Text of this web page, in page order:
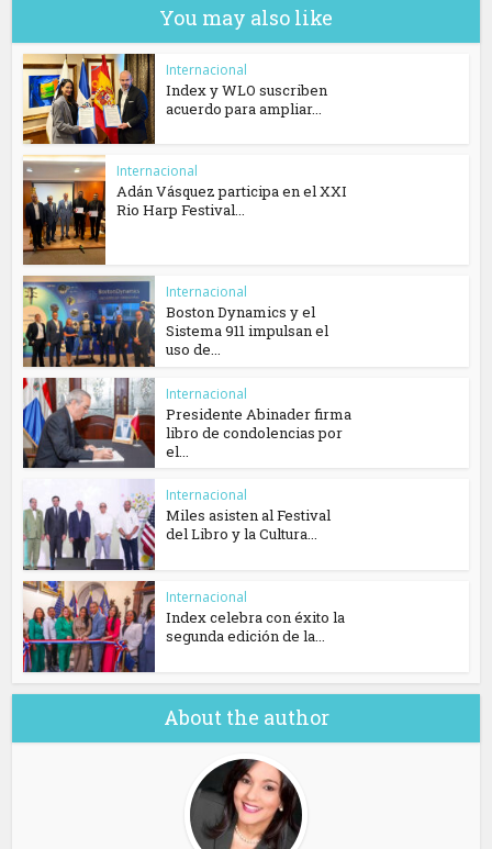
You may also like
Internacional
Index y WLO suscriben
acuerdo para ampliar...
Internacional
Adán Vásquez participa en el XXI
Rio Harp Festival...
Internacional
Boston Dynamics y el
Sistema 911 impulsan el
uso de...
Internacional
Presidente Abinader firma
libro de condolencias por
el...
Internacional
Miles asisten al Festival
del Libro y la Cultura...
Internacional
Index celebra con éxito la
segunda edición de la...
About the author